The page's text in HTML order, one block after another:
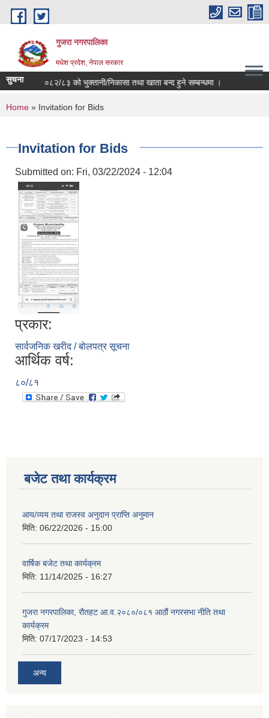
Skip to main content
गुजरा नगरपालिका
मधेश प्रदेश, नेपाल सरकार
सुचनाआ.व ०८२/८३ को भु्क्तानी/निकासा तथा खाता बन्द हुने सम्बन्धमा ।
You are here
Home » Invitation for Bids
Invitation for Bids
Submitted on: Fri, 03/22/2024 - 12:04
प्रकार:
सार्वजनिक खरीद / बोलपत्र सूचना
आर्थिक वर्ष:
८०/८१
बजेट तथा कार्यक्रम
आय/व्यय तथा राजस्व अनुदान प्राप्ति अनुमान
मिति: 06/22/2026 - 15:00
वार्षिक बजेट तथा कार्यक्रम
मिति: 11/14/2025 - 16:27
गुजरा नगरपालिका, रौतहट आ.व.२०८०/०८१ आठौं नगरसभा नीति तथा
कार्यक्रम
मिति: 07/17/2023 - 14:53
अन्य